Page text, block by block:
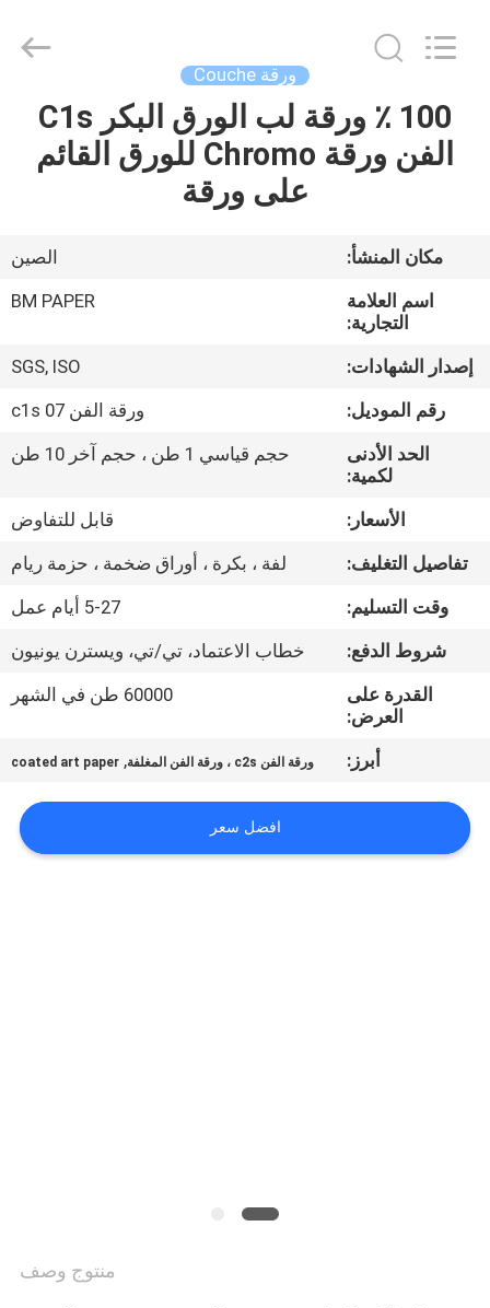
المنزل
معلومات
جولة
المصنع
مراقبة
الجودة
اتصل
خريطة
BMPAPER
CO.,LTD.
ورقة Couche
100 ٪ ورقة لب الورق البكر C1s
الفن ورقة Chromo للورق القائم
على ورقة
مكان المنشأ:
الصين
اسم العلامة
التجارية:
BM PAPER
إصدار الشهادات:
SGS, ISO
رقم الموديل:
ورقة الفن c1s 07
الحد الأدنى
لكمية:
حجم قياسي 1 طن ، حجم آخر 10 طن
الأسعار:
قابل للتفاوض
تفاصيل التغليف:
لفة ، بكرة ، أوراق ضخمة ، حزمة ريام
وقت التسليم:
5-27 أيام عمل
شروط الدفع:
خطاب الاعتماد، تي/تي، ويسترن يونيون
القدرة على
العرض:
60000 طن في الشهر
أبرز: ورقة الفن c2s ، ورقة الفن المغلفة ,
coated art paper
افضل سعر
منتوج وصف